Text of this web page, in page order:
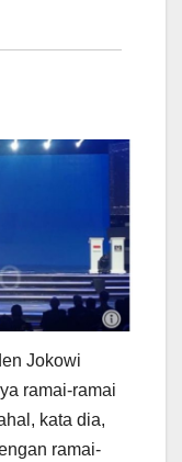
Jokowi
ramai-ramai
kata dia,
ramai-